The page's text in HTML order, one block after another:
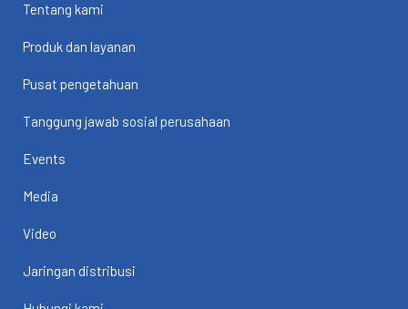
Tentang kami
Produk dan layanan
Pusat pengetahuan
Tanggung jawab sosial perusahaan
Events
Media
Video
Jaringan distribusi